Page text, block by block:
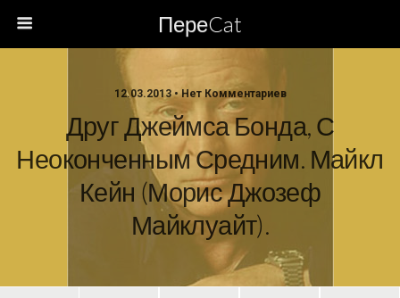
ПереCat
12.03.2013 • Нет Комментариев
Друг Джеймса Бонда, С
Неоконченным Средним. Майкл
Кейн (Морис Джозеф
Майклуайт).